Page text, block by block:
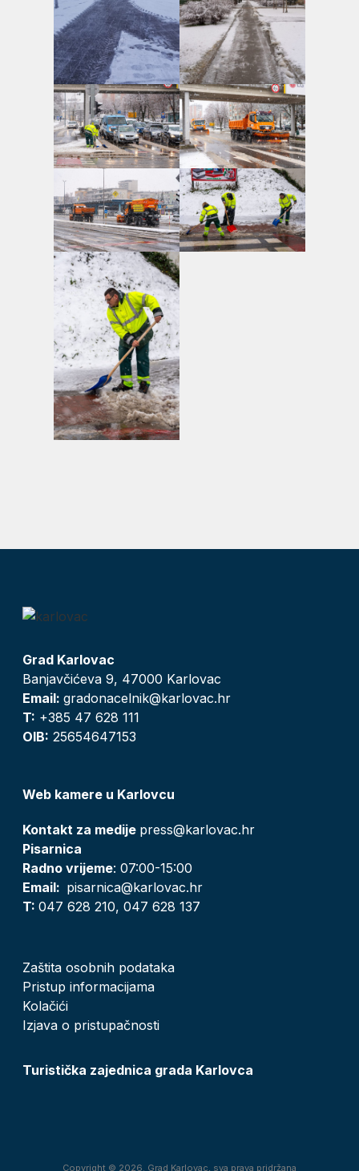
Grad Karlovac
Banjavčićeva 9, 47000 Karlovac
Email: gradonacelnik@karlovac.hr
T: +385 47 628 111
OIB: 25654647153
Web kamere u Karlovcu
Kontakt za medije press@karlovac.hr
Pisarnica
Radno vrijeme: 07:00-15:00
Email: pisarnica@karlovac.hr
T: 047 628 210, 047 628 137
Zaštita osobnih podataka
Pristup informacijama
Kolačići
Izjava o pristupačnosti
Turistička zajednica grada Karlovca
Copyright © 2026. Grad Karlovac, sva prava pridržana